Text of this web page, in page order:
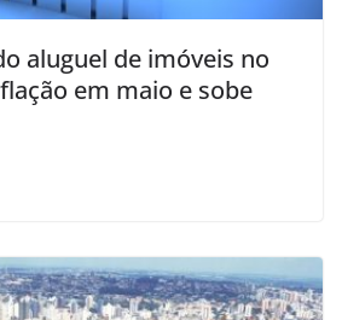
aluguel de imóveis no
em maio e sobe